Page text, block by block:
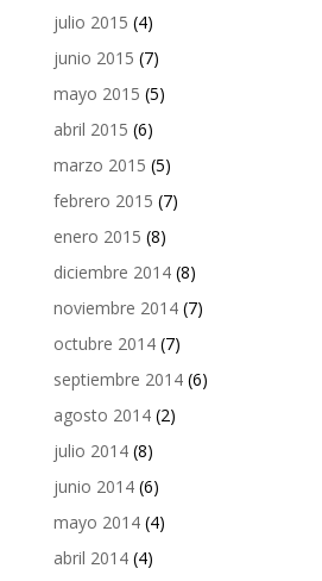
julio 2015 (4)
junio 2015 (7)
mayo 2015 (5)
abril 2015 (6)
marzo 2015 (5)
febrero 2015 (7)
enero 2015 (8)
diciembre 2014(8)
noviembre 2014(7)
octubre 2014(7)
septiembre 2014(6)
agosto 2014(2)
julio 2014(8)
junio 2014(6)
mayo 2014(4)
abril 2014(4)